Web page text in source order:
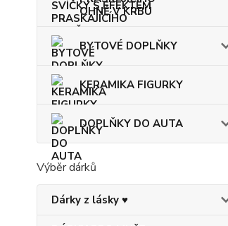
OHNĚ V KRBU
BYTOVÉ DOPLŇKY
KERAMIKA FIGURKY
DOPLŇKY DO AUTA
Výběr dárků
Dárky z lásky ♥